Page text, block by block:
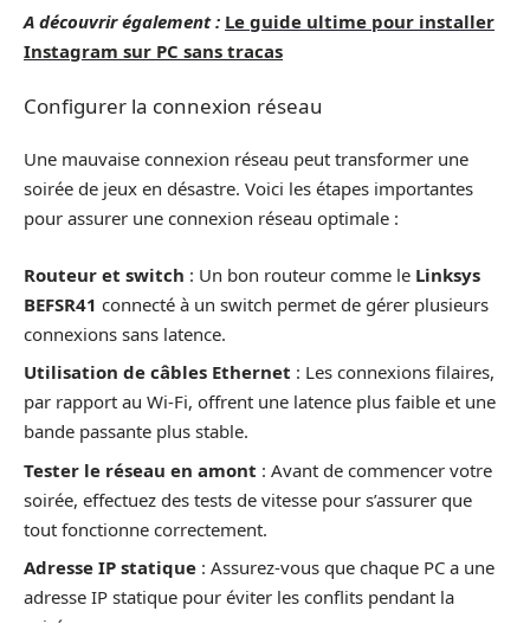
A découvrir également : Le guide ultime pour installer
Instagram sur PC sans tracas
Configurer la connexion réseau
Une mauvaise connexion réseau peut transformer une
soirée de jeux en désastre. Voici les étapes importantes
pour assurer une connexion réseau optimale :
Routeur et switch : Un bon routeur comme le Linksys
BEFSR41 connecté à un switch permet de gérer plusieurs
connexions sans latence.
Utilisation de câbles Ethernet : Les connexions filaires,
par rapport au Wi-Fi, offrent une latence plus faible et une
bande passante plus stable.
Tester le réseau en amont : Avant de commencer votre
soirée, effectuez des tests de vitesse pour s’assurer que
tout fonctionne correctement.
Adresse IP statique : Assurez-vous que chaque PC a une
adresse IP statique pour éviter les conflits pendant la